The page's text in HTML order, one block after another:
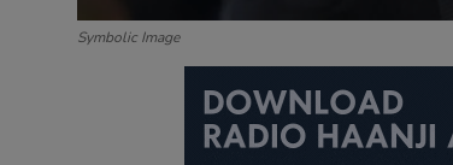
Symbolic Image